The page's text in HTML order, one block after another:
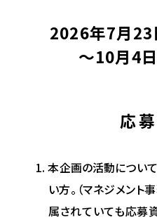
2026年7月
〜10月4
応
本企画の活動につい
い方。（マネジメン
属されていても応募